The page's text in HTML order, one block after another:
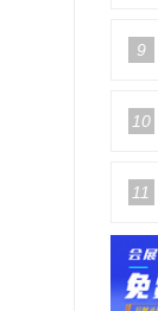
9
10
11